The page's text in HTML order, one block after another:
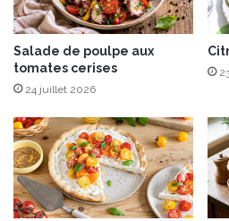
i
n
n
o
v
n
t
e
:
O
l
u
i
l
l
e
Salade de poulpe aux
tomates cerises
24 juillet 2026